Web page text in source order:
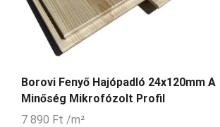
Borovi Fenyő Hajópadló 24x120mm A
Minőség Mikrofózolt Profil
7 890 Ft /m²